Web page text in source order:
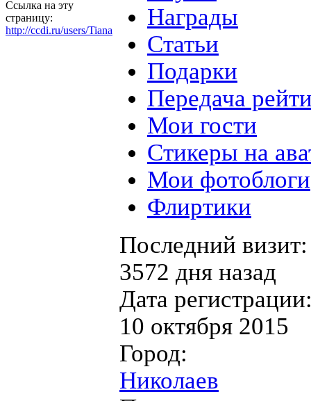
Ссылка на эту
страницу:
http://ccdi.ru/users/Tiana
Награды
Статьи
Подарки
Передача
Мои гости
Стикеры на
Мои фотоблоги
Флиртики
Последний визит:
3572 дня назад
Дата
10 октября 2015
Город:
Николаев